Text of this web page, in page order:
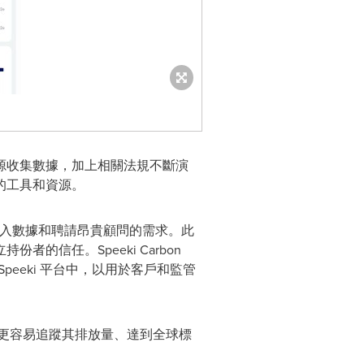
集數據，加上相關法規不斷演
具和資源。
數據和聘請昂貴顧問的需求。此
份者的信任。Speeki Carbon
平台中，以用於客戶和監管
容易追蹤其排放量、達到全球標